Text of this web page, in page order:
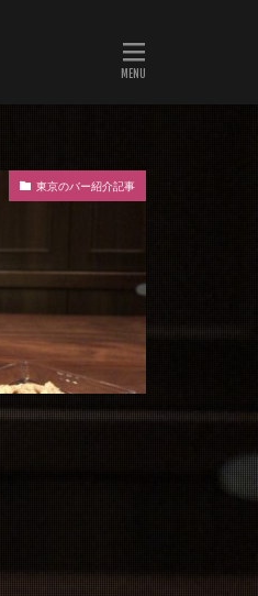
東京のバー紹介記事